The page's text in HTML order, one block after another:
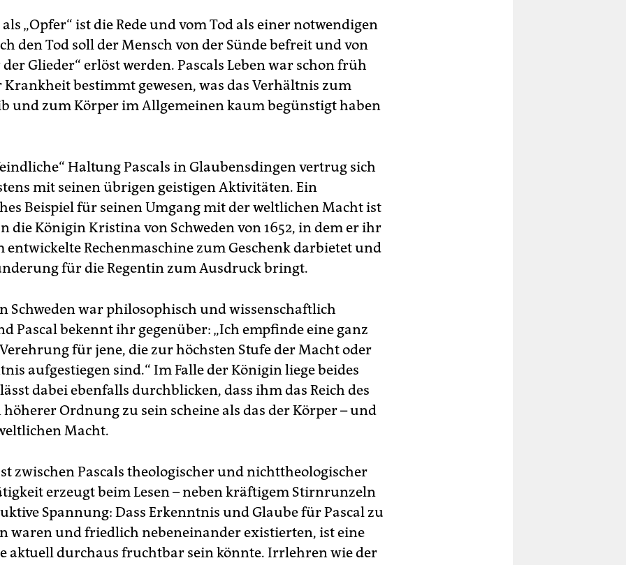
„Opfer“ ist die Rede und vom Tod als einer notwendigen
den Tod soll der Mensch von der Sünde befreit und von
der Glieder“ erlöst werden. Pascals Leben war schon früh
Krankheit bestimmt gewesen, was das Verhältnis zum
und zum Körper im Allgemeinen kaum begünstigt haben
Haltung Pascals in Glaubensdingen vertrug sich
mit seinen übrigen geistigen Aktivitäten. Ein
Beispiel für seinen Umgang mit der weltlichen Macht ist
die Königin Kristina von Schweden von 1652, in dem er ihr
entwickelte Rechenmaschine zum Geschenk darbietet und
für die Regentin zum Ausdruck bringt.
Schweden war philosophisch und wissenschaftlich
Pascal bekennt ihr gegenüber: „Ich empfinde eine ganz
für jene, die zur höchsten Stufe der Macht oder
aufgestiegen sind.“ Im Falle der Königin liege beides
dabei ebenfalls durchblicken, dass ihm das Reich des
höherer Ordnung zu sein scheine als das der Körper – und
Macht.
zwischen Pascals theologischer und nichttheologischer
erzeugt beim Lesen – neben kräftigem Stirnrunzeln
Spannung: Dass Erkenntnis und Glaube für Pascal zu
waren und friedlich nebeneinander existierten, ist eine
aktuell durchaus fruchtbar sein könnte. Irrlehren wie der